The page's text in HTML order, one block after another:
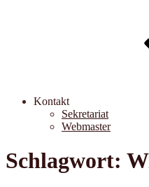
Kontakt
Sekretariat
Webmaster
Schlagwort: